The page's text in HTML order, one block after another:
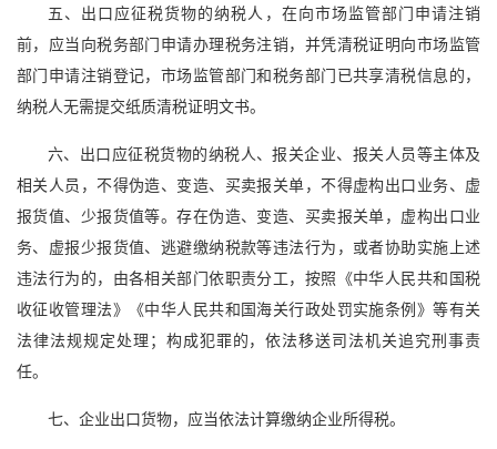
五、出口应征税货物的纳税人，在向市场监管部门申请注销
前，应当向税务部门申请办理税务注销，并凭清税证明向市场监管
部门申请注销登记，市场监管部门和税务部门已共享清税信息的，
纳税人无需提交纸质清税证明文书。
六、出口应征税货物的纳税人、报关企业、报关人员等主体及
相关人员，不得伪造、变造、买卖报关单，不得虚构出口业务、虚
报货值、少报货值等。存在伪造、变造、买卖报关单，虚构出口业
务、虚报少报货值、逃避缴纳税款等违法行为，或者协助实施上述
违法行为的，由各相关部门依职责分工，按照《中华人民共和国税
收征收管理法》《中华人民共和国海关行政处罚实施条例》等有关
法律法规规定处理；构成犯罪的，依法移送司法机关追究刑事责
任。
七、企业出口货物，应当依法计算缴纳企业所得税。